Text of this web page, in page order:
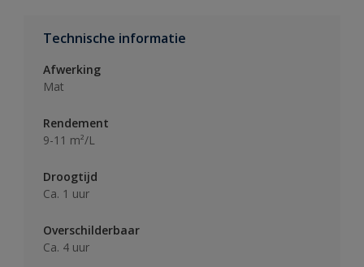
Technische informatie
Afwerking
Mat
Rendement
9-11 m²/L
Droogtijd
Ca. 1 uur
Overschilderbaar
Ca. 4 uur